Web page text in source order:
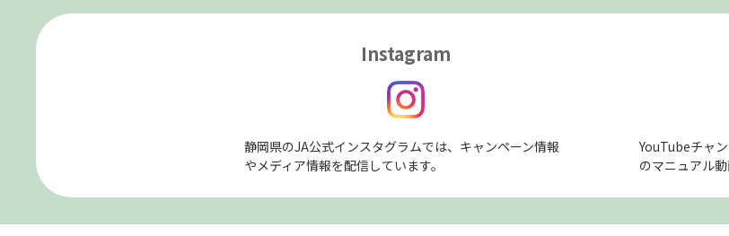
Instagram
静岡県のJA公式インスタグラムでは、キャンペーン情報
やメディア情報を配信しています。
YouTubeチャ
のマニュアル